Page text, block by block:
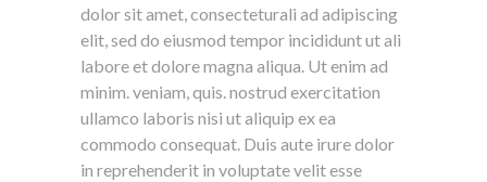
dolor sit amet, consecteturali ad adipiscing
elit, sed do eiusmod tempor incididunt ut ali
labore et dolore magna aliqua. Ut enim ad
minim. veniam, quis. nostrud exercitation
ullamco laboris nisi ut aliquip ex ea
commodo consequat. Duis aute irure dolor
in reprehenderit in voluptate velit esse